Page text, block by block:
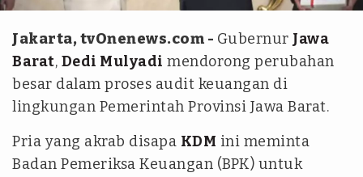
Jakarta, tvOnenews.com - Gubernur Jawa
Barat, Dedi Mulyadi mendorong perubahan
besar dalam proses audit keuangan di
lingkungan Pemerintah Provinsi Jawa Barat.
Pria yang akrab disapa KDM ini meminta
Badan Pemeriksa Keuangan (BPK) untuk